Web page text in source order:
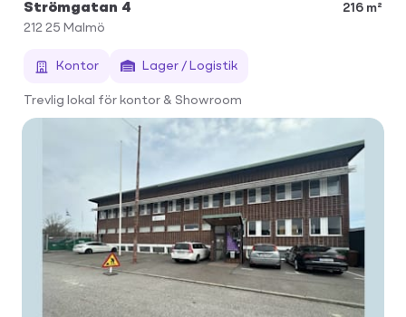
Strömgatan 4
216 m²
212 25 Malmö
Kontor Lager / Logistik
Trevlig lokal för kontor & Showroom